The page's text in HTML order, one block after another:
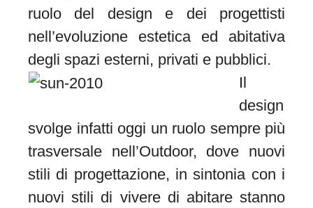
ruolo del design e dei progettisti
nell’evoluzione estetica ed abitativa
degli spazi esterni, privati e pubblici.
Il
design
svolge infatti oggi un ruolo sempre più
trasversale nell’Outdoor, dove nuovi
stili di progettazione, in sintonia con i
nuovi stili di vivere di abitare stanno